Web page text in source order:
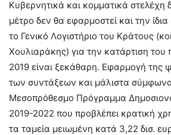
Κυβερνητικά και κομματικά στελέχη
μέτρο δεν θα εφαρμοστεί και την
το Γενικό Λογιστήριο του Κράτους
Χουλιαράκης) για την κατάρτιση του
2019 είναι ξεκάθαρη. Εφαρμογή της
των συντάξεων και μάλιστα
Μεσοπρόθεσμο Πρόγραμμα
2019-2022 που προβλέπει κρατική
τα ταμεία μειωμένη κατά 3,22 δισ.